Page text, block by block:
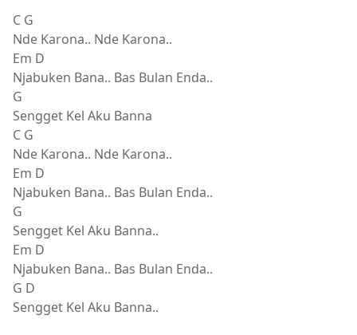
C G
Nde Karona.. Nde Karona..
Em D
Njabuken Bana.. Bas Bulan Enda..
G
Sengget Kel Aku Banna
C G
Nde Karona.. Nde Karona..
Em D
Njabuken Bana.. Bas Bulan Enda..
G
Sengget Kel Aku Banna..
Em D
Njabuken Bana.. Bas Bulan Enda..
G D
Sengget Kel Aku Banna..